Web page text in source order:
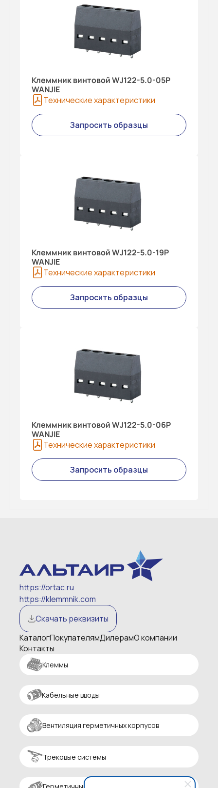
Клеммник винтовой WJ122-5.0-05P
WANJIE
Технические характеристики
Запросить образцы
Клеммник винтовой WJ122-5.0-19P
WANJIE
Технические характеристики
Запросить образцы
Клеммник винтовой WJ122-5.0-06P
WANJIE
Технические характеристики
Запросить образцы
https://ortac.ru
https://klemmnik.com
Скачать реквизиты
КаталогПокупателямДилерамО компании
Контакты
Клеммы
Кабельные вводы
Вентиляция герметичных корпусов
Трековые системы